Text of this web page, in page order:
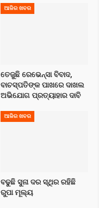
ଆଜିର ଖବର
ତେଜୁଛି ରେଭେନ୍ସା ବିବାଦ,
ବାଚସ୍ପତିଙ୍କ ପାଖରେ ଦାଖଲ
ଅଭିଯୋଗ ପ୍ରତ୍ୟାହାର ଦାବି
ଆଜିର ଖବର
ବଢୁଛି ସୁନା ଦର ସ୍ଥିର ରହିଛି
ରୁପା ମୂଲ୍ୟ